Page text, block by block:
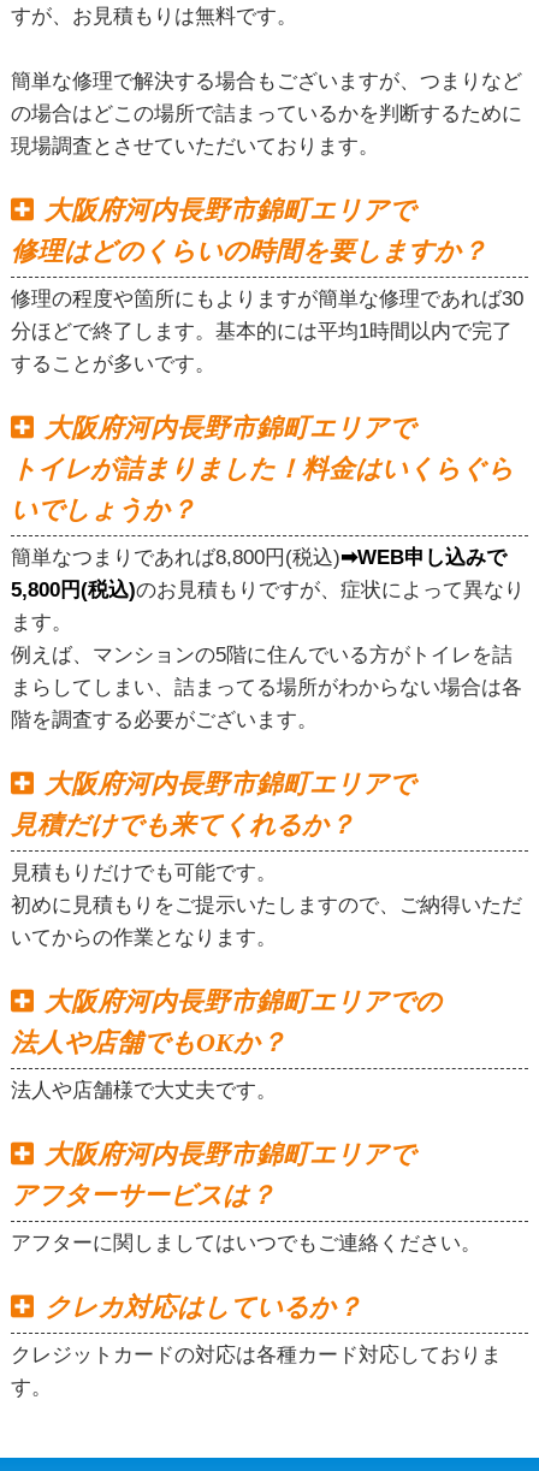
すが、お見積もりは無料です。
簡単な修理で解決する場合もございますが、つまりなど
の場合はどこの場所で詰まっているかを判断するために
現場調査とさせていただいております。
大阪府河内長野市錦町エリアで
修理はどのくらいの時間を要しますか？
修理の程度や箇所にもよりますが簡単な修理であれば30
分ほどで終了します。基本的には平均1時間以内で完了
することが多いです。
大阪府河内長野市錦町エリアで
トイレが詰まりました！料金はいくらぐら
いでしょうか？
簡単なつまりであれば8,800円(税込)➡WEB申し込みで
5,800円(税込)のお見積もりですが、症状によって異なり
ます。
例えば、マンションの5階に住んでいる方がトイレを詰
まらしてしまい、詰まってる場所がわからない場合は各
階を調査する必要がございます。
大阪府河内長野市錦町エリアで
見積だけでも来てくれるか？
見積もりだけでも可能です。
初めに見積もりをご提示いたしますので、ご納得いただ
いてからの作業となります。
大阪府河内長野市錦町エリアでの
法人や店舗でもOKか？
法人や店舗様で大丈夫です。
大阪府河内長野市錦町エリアで
アフターサービスは？
アフターに関しましてはいつでもご連絡ください。
クレカ対応はしているか？
クレジットカードの対応は各種カード対応しておりま
す。